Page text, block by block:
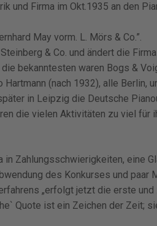
und Firma im Okt.1935 an den
May vorm. L. Mörs & Co.”.
& Co. und ändert die
bekanntesten waren Bogs &
(nach 1932), alle Berlin,
in Leipzig die Deutsche
die vielen Aktivitäten zu viel für
Zahlungsschwierigkeiten, eine
des Konkurses und paar
„erfolgt jetzt die erste und
Quote ist ein Zeichen der Zeit;